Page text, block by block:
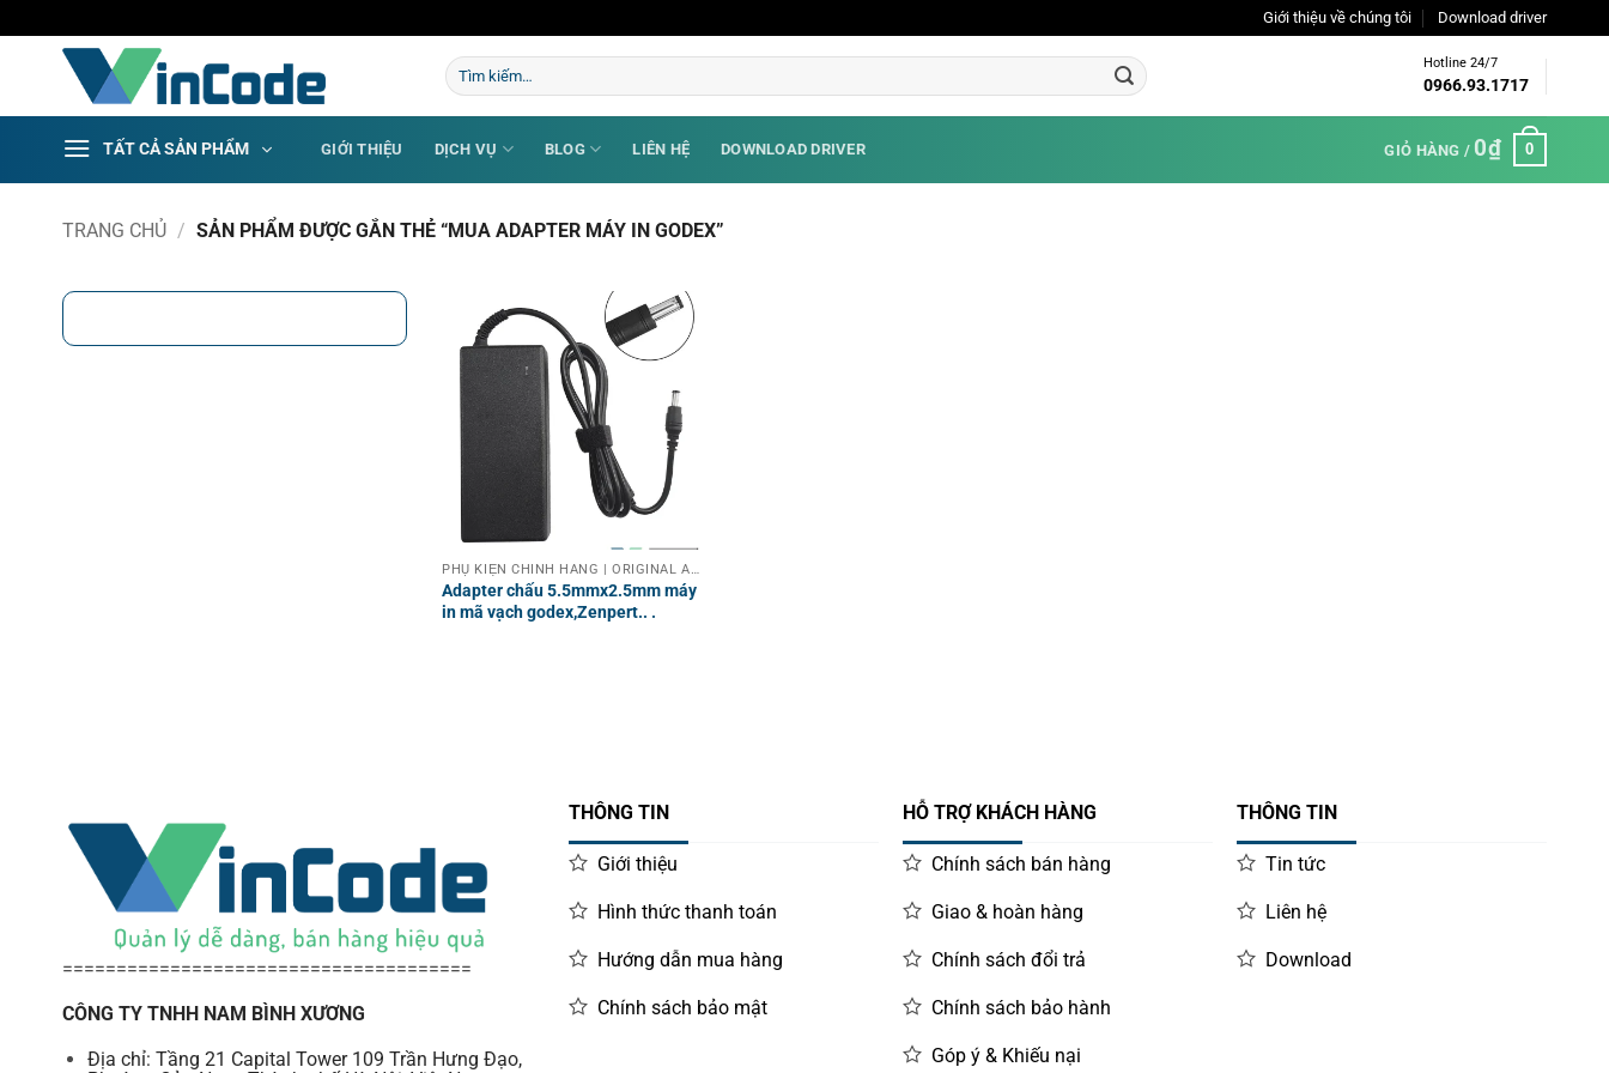
qua
Giới thiệu về chúng tôi Download driver
Tìm
kiếm:
Hotline 24/7
0966.93.1717
TẤT CẢ SẢN PHẨM GIỚI THIỆU DỊCH VỤ BLOG LIÊN HỆ DOWNLOAD DRIVER GIỎ HÀNG / 0₫ 0
TRANG CHỦ / SẢN PHẨM ĐƯỢC GẮN THẺ “MUA ADAPTER MÁY IN GODEX”
PHỤ KIỆN CHÍNH HÃNG | ORIGINAL ACCESSORIES
Adapter chấu 5.5mmx2.5mm máy
in mã vạch godex,Zenpert.. .
======================================
CÔNG TY TNHH NAM BÌNH XƯƠNG
Địa chỉ: Tầng 21 Capital Tower 109 Trần Hưng Đạo,
THÔNG TIN
Giới thiệu
Hình thức thanh toán
Hướng dẫn mua hàng
Chính sách bảo mật
HỖ TRỢ KHÁCH HÀNG
Chính sách bán hàng
Giao & hoàn hàng
Chính sách đổi trả
Chính sách bảo hành
Góp ý & Khiếu nại
THÔNG TIN
Tin tức
Liên hệ
Download